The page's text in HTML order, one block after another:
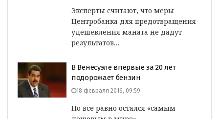
Эксперты считают, что меры
Центробанка для предотвращения
удешевления маната не дадут
результатов…
В Венесуэле впервые за 20 лет
подорожает бензин
18 февраля 2016, 09:59
Но все равно остался «самым